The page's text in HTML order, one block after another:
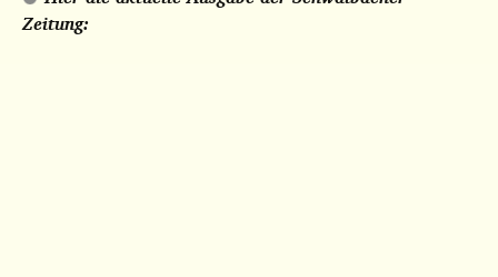
Zeitung: